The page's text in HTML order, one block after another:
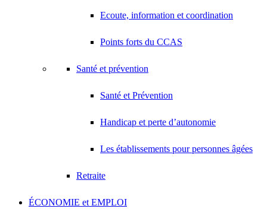
Ecoute, information et coordination
Points forts du CCAS
Santé et prévention
Santé et Prévention
Handicap et perte d’autonomie
Les établissements pour personnes âgées
Retraite
ÉCONOMIE et EMPLOI